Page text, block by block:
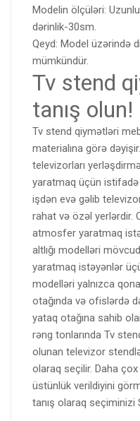
Modelin ölçüləri:
dərinlik-30sm.
Qeyd: Model üzərində
mümkündür.
Tv stend
tanış olun!
Tv stend qiymətləri
materialına görə
televizorları
yaratmaq üçün istifadə
işdən evə gəlib
rahat və özəl yerlərdir.
atmosfer yaratmaq
altlığı modelləri
yaratmaq istəyənlər
modelləri yalnızca
otağında və ofislərdə
yataq otağına sahib
rəng tonlarında Tv
olunan televizor
olaraq seçilir. Daha
üstünlük verildiyini
tanış olaraq seçiminizi